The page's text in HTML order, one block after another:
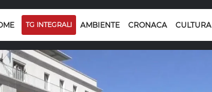
TG INTEGRALI AMBIENTE CRONACA CULTURA